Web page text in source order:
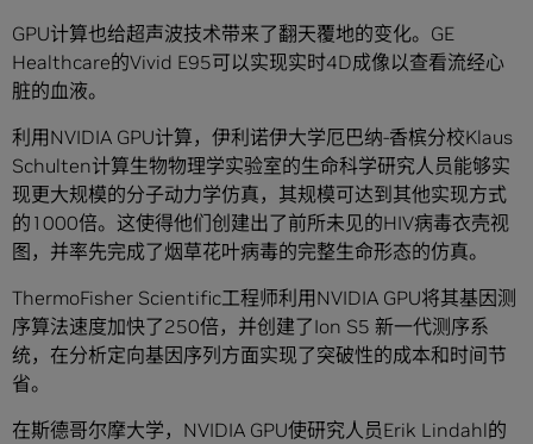
GPU计算也给超声波技术带来了翻天覆地的变化。GE
Healthcare的Vivid E95可以实现实时4D成像以查看流经心
脏的血液。
利用NVIDIA GPU计算，伊利诺伊大学厄巴纳-香槟分校Klaus
Schulten计算生物物理学实验室的生命科学研究人员能够实
现更大规模的分子动力学仿真，其规模可达到其他实现方式
的1000倍。这使得他们创建出了前所未见的HIV病毒衣壳视
图，并率先完成了烟草花叶病毒的完整生命形态的仿真。
ThermoFisher Scientific工程师利用NVIDIA GPU将其基因测
序算法速度加快了250倍，并创建了Ion S5 新一代测序系
统，在分析定向基因序列方面实现了突破性的成本和时间节
省。
在斯德哥尔摩大学，NVIDIA GPU使研究人员Erik Lindahl的